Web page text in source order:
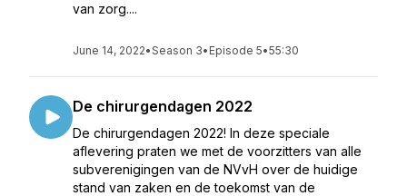
van zorg....
June 14, 2022•Season 3• Episode 5•55:30
De chirurgendagen 2022
De chirurgendagen 2022! In deze speciale
aflevering praten we met de voorzitters van alle
subverenigingen van de NVvH over de huidige
stand van zaken en de toekomst van de